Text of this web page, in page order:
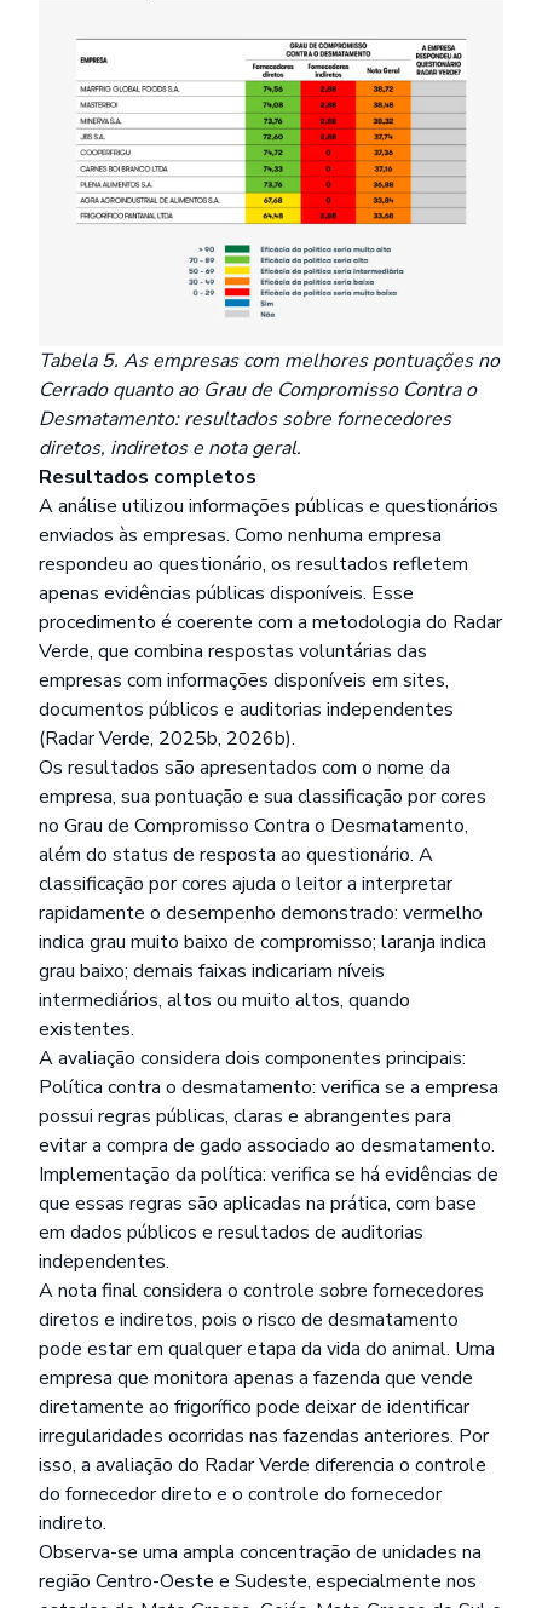
Tabela 5. As empresas com melhores pontuações no
Cerrado quanto ao Grau de Compromisso Contra o
Desmatamento: resultados sobre fornecedores
diretos, indiretos e nota geral.
Resultados completos
A análise utilizou informações públicas e questionários
enviados às empresas. Como nenhuma empresa
respondeu ao questionário, os resultados refletem
apenas evidências públicas disponíveis. Esse
procedimento é coerente com a metodologia do Radar
Verde, que combina respostas voluntárias das
empresas com informações disponíveis em sites,
documentos públicos e auditorias independentes
(Radar Verde, 2025b, 2026b).
Os resultados são apresentados com o nome da
empresa, sua pontuação e sua classificação por cores
no Grau de Compromisso Contra o Desmatamento,
além do status de resposta ao questionário. A
classificação por cores ajuda o leitor a interpretar
rapidamente o desempenho demonstrado: vermelho
indica grau muito baixo de compromisso; laranja indica
grau baixo; demais faixas indicariam níveis
intermediários, altos ou muito altos, quando
existentes.
A avaliação considera dois componentes principais:
Política contra o desmatamento: verifica se a empresa
possui regras públicas, claras e abrangentes para
evitar a compra de gado associado ao desmatamento.
Implementação da política: verifica se há evidências de
que essas regras são aplicadas na prática, com base
em dados públicos e resultados de auditorias
independentes.
A nota final considera o controle sobre fornecedores
diretos e indiretos, pois o risco de desmatamento
pode estar em qualquer etapa da vida do animal. Uma
empresa que monitora apenas a fazenda que vende
diretamente ao frigorífico pode deixar de identificar
irregularidades ocorridas nas fazendas anteriores. Por
isso, a avaliação do Radar Verde diferencia o controle
do fornecedor direto e o controle do fornecedor
indireto.
Observa-se uma ampla concentração de unidades na
região Centro-Oeste e Sudeste, especialmente nos